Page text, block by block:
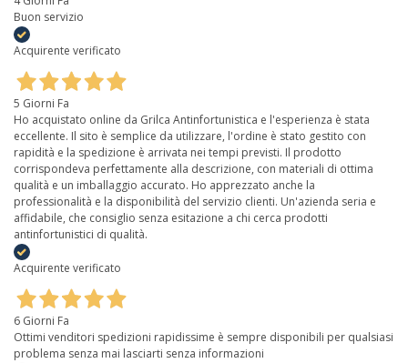
Buon servizio
Acquirente verificato
5 Giorni Fa
Ho acquistato online da Grilca Antinfortunistica e l'esperienza è stata
eccellente. Il sito è semplice da utilizzare, l'ordine è stato gestito con
rapidità e la spedizione è arrivata nei tempi previsti. Il prodotto
corrispondeva perfettamente alla descrizione, con materiali di ottima
qualità e un imballaggio accurato. Ho apprezzato anche la
professionalità e la disponibilità del servizio clienti. Un'azienda seria e
affidabile, che consiglio senza esitazione a chi cerca prodotti
antinfortunistici di qualità.
Acquirente verificato
6 Giorni Fa
Ottimi venditori spedizioni rapidissime è sempre disponibili per qualsiasi
problema senza mai lasciarti senza informazioni